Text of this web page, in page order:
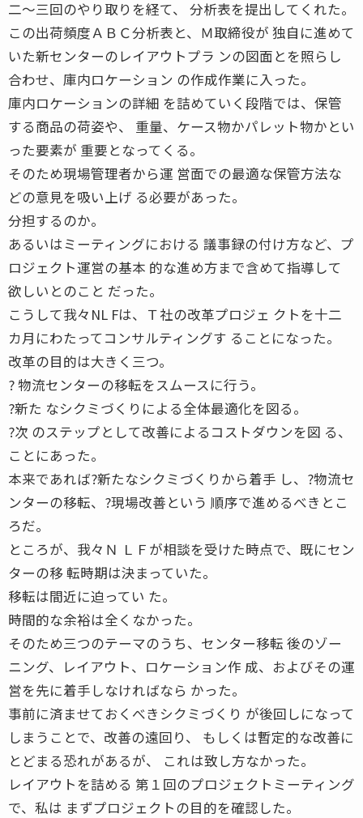
二〜三回のやり取りを経て、 分析表を提出してくれた。
この出荷頻度ＡＢＣ分析表と、Ｍ取締役が 独自に進めて
いた新センターのレイアウトプラ ンの図面とを照らし
合わせ、庫内ロケーション の作成作業に入った。
庫内ロケーションの詳細 を詰めていく段階では、保管
する商品の荷姿や、 重量、ケース物かパレット物かとい
った要素が 重要となってくる。
そのため現場管理者から運 営面での最適な保管方法な
どの意見を吸い上げ る必要があった。
分担するのか。
あるいはミーティングにおける 議事録の付け方など、プ
ロジェクト運営の基本 的な進め方まで含めて指導して
欲しいとのこと だった。
こうして我々NL Fは、Ｔ社の改革プロジェ クトを十二
カ月にわたってコンサルティングす ることになった。
改革の目的は大きく三つ。
? 物流センターの移転をスムースに行う。
?新た なシクミづくりによる全体最適化を図る。
?次 のステップとして改善によるコストダウンを図 る、
ことにあった。
本来であれば?新たなシクミづくりから着手 し、?物流セ
ンターの移転、?現場改善という 順序で進めるべきとこ
ろだ。
ところが、我々Ｎ ＬＦが相談を受けた時点で、既にセン
ターの移 転時期は決まっていた。
移転は間近に迫ってい た。
時間的な余裕は全くなかった。
そのため三つのテーマのうち、センター移転 後のゾー
ニング、レイアウト、ロケーション作 成、およびその運
営を先に着手しなければなら かった。
事前に済ませておくべきシクミづくり が後回しになって
しまうことで、改善の遠回り、 もしくは暫定的な改善に
とどまる恐れがあるが、 これは致し方なかった。
レイアウトを詰める 第１回のプロジェクトミーティング
で、私は まずプロジェクトの目的を確認した。